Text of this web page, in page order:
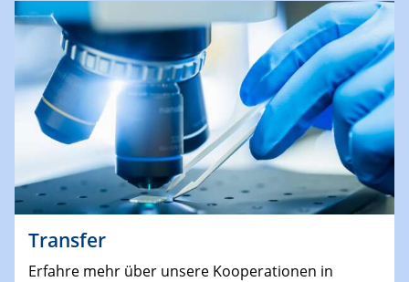
Transfer
Erfahre mehr über unsere Kooperationen in